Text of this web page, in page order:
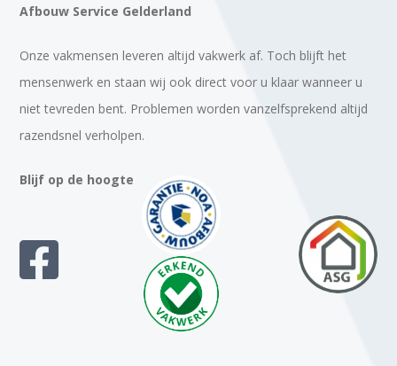
Afbouw Service Gelderland
Onze vakmensen leveren altijd vakwerk af. Toch blijft het
mensenwerk en staan wij ook direct voor u klaar wanneer u
niet tevreden bent. Problemen worden vanzelfsprekend altijd
razendsnel verholpen.
Blijf op de hoogte